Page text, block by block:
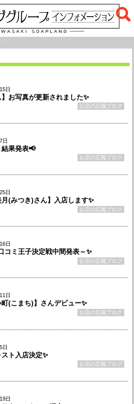
日
】お写真が更新されました✨
お店の広報ブログ
日
果発表📢
お店の広報ブログ
日
(みつき)さん】入店します✨
お店の広報ブログ
日
コミ王子決定戦中間発表～✨
お店の広報ブログ
日
(こまち)】さんデビュー✨
お店の広報ブログ
日
ト入店決定✨
お店の広報ブログ
日